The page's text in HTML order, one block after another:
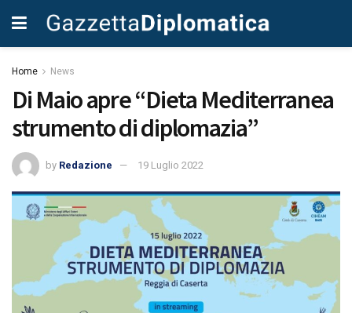
Home News
Di Maio apre “Dieta Mediterranea
strumento di diplomazia”
by Redazione 19 Luglio 2022